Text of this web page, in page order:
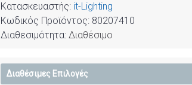
Κατασκευαστής: it-Lighting
Κωδικός Προϊόντος: 80207410
Διαθεσιμότητα: Διαθέσιμο
Διαθέσιμες Επιλογές